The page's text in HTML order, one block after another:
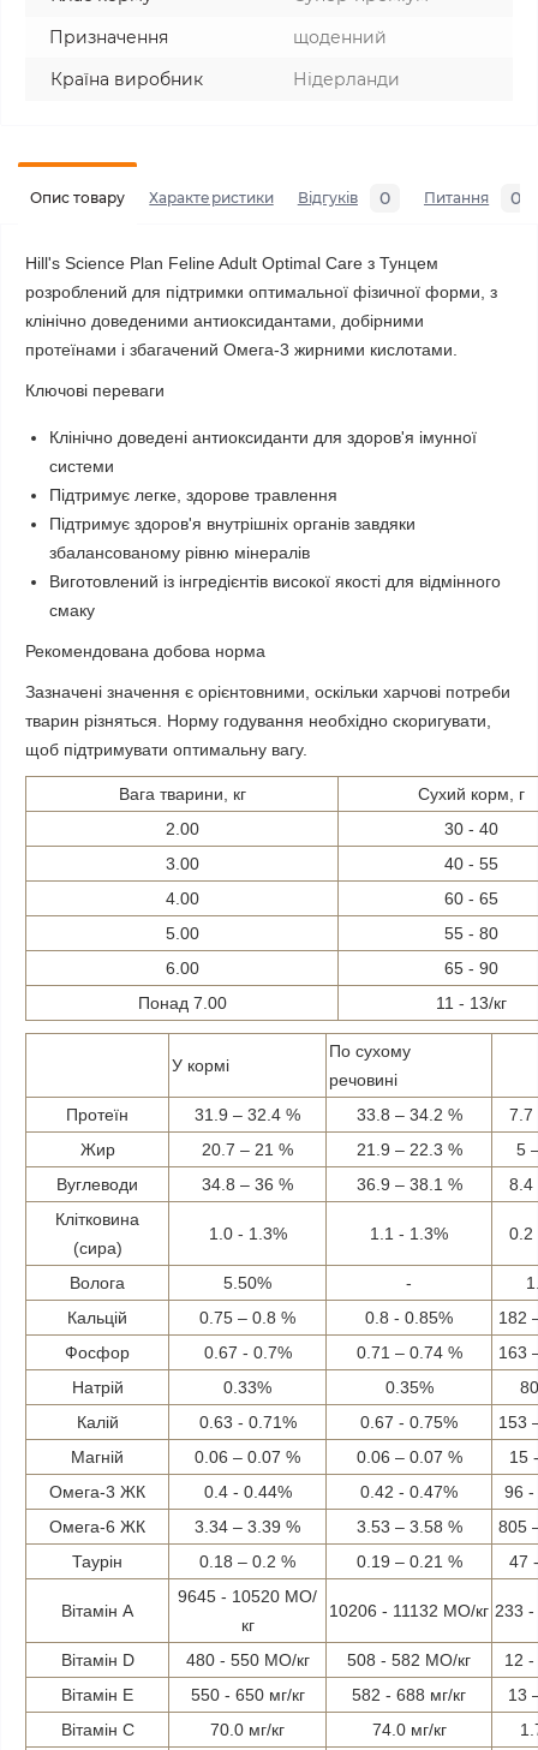
Призначення
щоденний
Країна виробник
Нідерланди
Опис товару Характеристики Відгуків 0 Питання 0
Hill's Science Plan Feline Adult Optimal Care з Тунцем
розроблений для підтримки оптимальної фізичної форми, з
клінічно доведеними антиоксидантами, добірними
протеїнами і збагачений Омега-3 жирними кислотами.
Ключові переваги
Клінічно доведені антиоксиданти для здоров'я імунної
системи
Підтримує легке, здорове травлення
Підтримує здоров'я внутрішніх органів завдяки
збалансованому рівню мінералів
Виготовлений із інгредієнтів високої якості для відмінного
смаку
Рекомендована добова норма
Зазначені значення є орієнтовними, оскільки харчові потреби
тварин різняться. Норму годування необхідно скоригувати,
щоб підтримувати оптимальну вагу.
Вага тварини, кг
Сухий корм, г
2.00
30 - 40
3.00
40 - 55
4.00
60 - 65
5.00
55 - 80
6.00
65 - 90
Понад 7.00
11 - 13/кг
У кормі
По сухому
речовині
Протеїн
31.9 – 32.4 % 33.8 – 34.2 %
7.7
Жир
20.7 – 21 % 21.9 – 22.3 %
5
Вуглеводи
34.8 – 36 % 36.9 – 38.1 %
8.4
Клітковина
(сира)
1.0 - 1.3% 1.1 - 1.3% 0.2
Волога 5.50% -
Кальцій
0.75 – 0.8 % 0.8 - 0.85%
182
Фосфор
0.67 - 0.7% 0.71 – 0.74 %
163
Натрій
0.33% 0.35%
Калій
0.63 - 0.71% 0.67 - 0.75%
153
Магній
0.06 – 0.07 % 0.06 – 0.07 %
15
Омега-3 ЖК
0.4 - 0.44% 0.42 - 0.47%
96 -
Омега-6 ЖК
3.34 – 3.39 % 3.53 – 3.58 %
805
Таурін
0.18 – 0.2 % 0.19 – 0.21 % 47
Вітамін A
9645 - 10520 МО/
кг
10206 - 11132 МО/кг 233
Вітамін D 480 - 550 МО/кг 508 - 582 МО/кг
12
Вітамін E
550 - 650 мг/кг 582 - 688 мг/кг
13
Вітамін C
70.0 мг/кг 74.0 мг/кг